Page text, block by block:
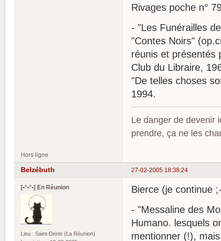
Rivages poche n°
- "Les Funérailles
"Contes Noirs"
réunis et présentés
Club du Libraire,
"De telles choses
1994.
Le danger de devenir
prendre, ça ne les
Hors ligne
27-02-2005 18:38:24
Belzébuth
[•°•°•] En Réunion
Lieu : Saint-Denis (La Réunion)
Bierce (je continue
- "Messaline des
Humano. lesquels
mentionner (!),